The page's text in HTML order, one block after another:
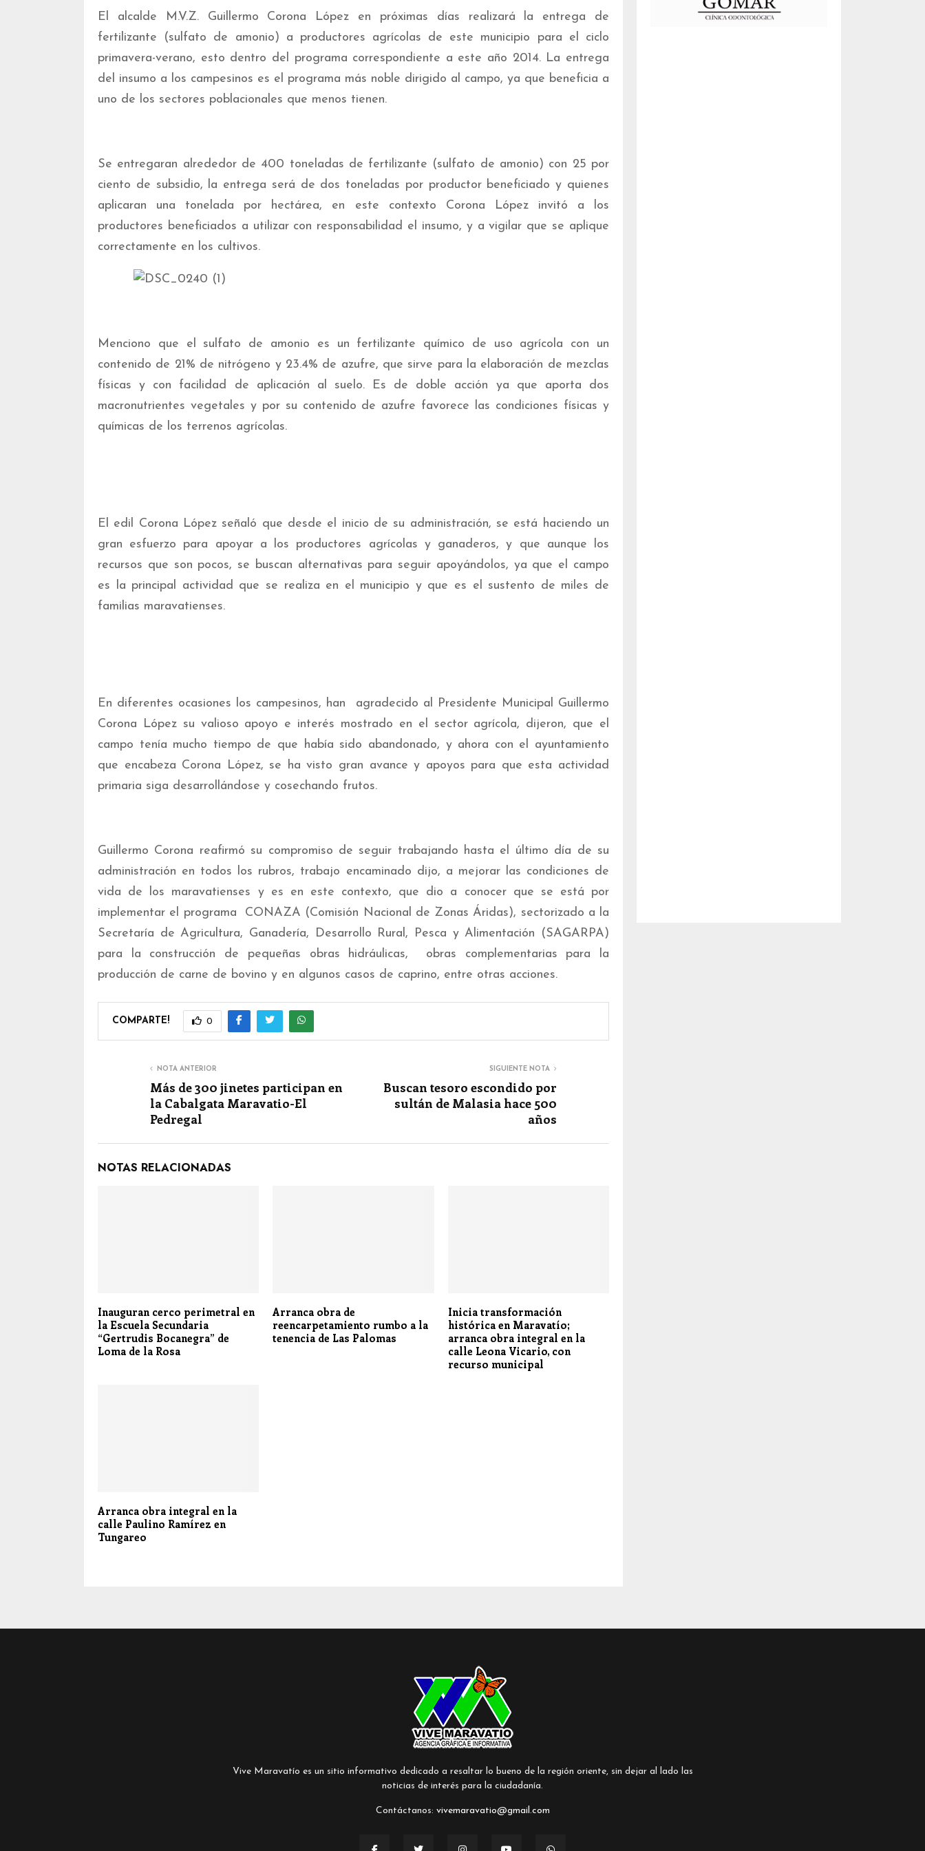
El alcalde M.V.Z. Guillermo Corona López en próximas días realizará la entrega de
fertilizante (sulfato de amonio) a productores agrícolas de este municipio para el ciclo
primavera-verano, esto dentro del programa correspondiente a este año 2014. La entrega
del insumo a los campesinos es el programa más noble dirigido al campo, ya que beneficia a
uno de los sectores poblacionales que menos tienen.
Se entregaran alrededor de 400 toneladas de fertilizante (sulfato de amonio) con 25 por
ciento de subsidio, la entrega será de dos toneladas por productor beneficiado y quienes
aplicaran una tonelada por hectárea, en este contexto Corona López invitó a los
productores beneficiados a utilizar con responsabilidad el insumo, y a vigilar que se aplique
correctamente en los cultivos.
Menciono que el sulfato de amonio es un fertilizante químico de uso agrícola con un
contenido de 21% de nitrógeno y 23.4% de azufre, que sirve para la elaboración de mezclas
físicas y con facilidad de aplicación al suelo. Es de doble acción ya que aporta dos
macronutrientes vegetales y por su contenido de azufre favorece las condiciones físicas y
químicas de los terrenos agrícolas.
El edil Corona López señaló que desde el inicio de su administración, se está haciendo un
gran esfuerzo para apoyar a los productores agrícolas y ganaderos, y que aunque los
recursos que son pocos, se buscan alternativas para seguir apoyándolos, ya que el campo
es la principal actividad que se realiza en el municipio y que es el sustento de miles de
familias maravatienses.
En diferentes ocasiones los campesinos, han agradecido al Presidente Municipal Guillermo
Corona López su valioso apoyo e interés mostrado en el sector agrícola, dijeron, que el
campo tenía mucho tiempo de que había sido abandonado, y ahora con el ayuntamiento
que encabeza Corona López, se ha visto gran avance y apoyos para que esta actividad
primaria siga desarrollándose y cosechando frutos.
Guillermo Corona reafirmó su compromiso de seguir trabajando hasta el último día de su
administración en todos los rubros, trabajo encaminado dijo, a mejorar las condiciones de
vida de los maravatienses y es en este contexto, que dio a conocer que se está por
implementar el programa CONAZA (Comisión Nacional de Zonas Áridas), sectorizado a la
Secretaría de Agricultura, Ganadería, Desarrollo Rural, Pesca y Alimentación (SAGARPA)
para la construcción de pequeñas obras hidráulicas, obras complementarias para la
producción de carne de bovino y en algunos casos de caprino, entre otras acciones.
COMPARTE! 0
NOTA ANTERIOR
Más de 300 jinetes participan en
la Cabalgata Maravatio-El
Pedregal
SIGUIENTE NOTA
Buscan tesoro escondido por
sultán de Malasia hace 500
años
NOTAS RELACIONADAS
Inauguran cerco perimetral en
la Escuela Secundaria
“Gertrudis Bocanegra” de
Loma de la Rosa
Arranca obra de
reencarpetamiento rumbo a la
tenencia de Las Palomas
Inicia transformación
histórica en Maravatío;
arranca obra integral en la
calle Leona Vicario, con
recurso municipal
Arranca obra integral en la
calle Paulino Ramírez en
Tungareo
Vive Maravatío es un sitio informativo dedicado a resaltar lo bueno de la región oriente, sin dejar al lado las
noticias de interés para la ciudadanía.
Contáctanos: vivemaravatio@gmail.com